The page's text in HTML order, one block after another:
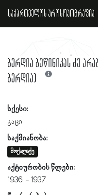
საქართველოს პროსოპოგრაფია
ბერდია ბეწინიკას ძე
ბერდია)
სქესი:
კაცი
საქმიანობა:
მოქალაქე
აქტიურობის წლები:
1936
1937